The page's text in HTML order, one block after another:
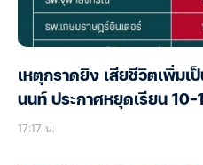
เหตุกราดยิง เสียชีวิตเพิ่มเ
นนท์ ประกาศหยุดเรียน 10-
17:17 น.